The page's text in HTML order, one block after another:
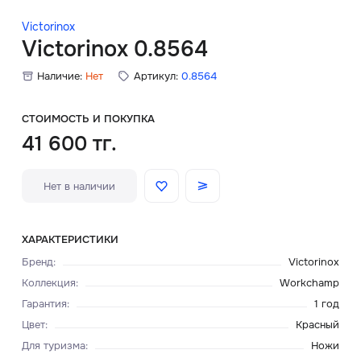
Victorinox
Victorinox 0.8564
Наличие: Нет Артикул: 0.8564
СТОИМОСТЬ И ПОКУПКА
41 600 тг.
Нет в наличии
ХАРАКТЕРИСТИКИ
Бренд:
Victorinox
Коллекция:
Workchamp
Гарантия:
1 год
Цвет:
Красный
Для туризма:
Ножи
Главная
О нас